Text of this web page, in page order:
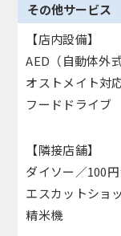
その他サービス
【店内設備】
AED（自動体外
オストメイト対
フードドライブ
【隣接店舗】
ダイソー／100
エスカットショ
精米機